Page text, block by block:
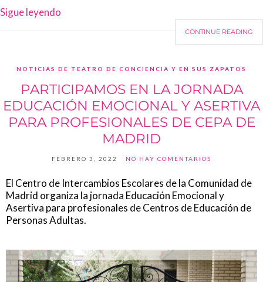
Sigue leyendo
CONTINUE READING
NOTICIAS DE TEATRO DE CONCIENCIA Y EN SUS ZAPATOS
PARTICIPAMOS EN LA JORNADA
EDUCACIÓN EMOCIONAL Y ASERTIVA
PARA PROFESIONALES DE CEPA DE
MADRID
FEBRERO 3, 2022 NO HAY COMENTARIOS
El Centro de Intercambios Escolares de la Comunidad de
Madrid organiza la jornada Educación Emocional y
Asertiva para profesionales de Centros de Educación de
Personas Adultas.